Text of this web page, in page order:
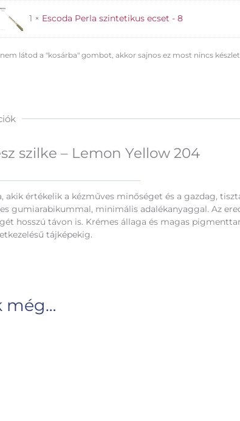
1 × Escoda Perla szintetikus ecset - 8
nem látod a "kosárba" gombot, akkor sajnos ez most nincs
szilke – Lemon Yellow 204
értékelik a kézműves minőséget és a gazdag,
gumiarabikummal, minimális adalékanyaggal. Az
hosszú távon is. Krémes állaga és magas
tájképekig.
még…